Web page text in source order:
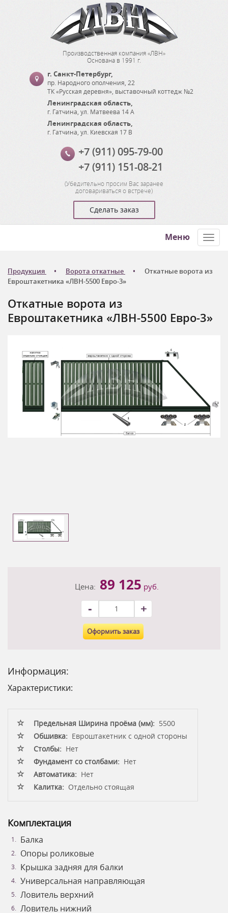
Производственная компания «ЛВН»
Основана в 1991 г.
г. Санкт-Петербург,
пр. Народного ополчения, 22
ТК «Русская деревня», выставочный коттедж №2
Ленинградская область,
г. Гатчина ул. Матвеева 14 А
Ленинградская область,
г. Гатчина ул. Киевская 17 В
+7 (911) 095-79-00
+7 (911) 151-08-21
(Убедительно просим Вас заранее
договариваться о встрече)
Сделать заказ
Меню
Продукция Ворота откатные
Откатные ворота из
Евроштакетника «ЛВН-5500 Евро-3»
Откатные ворота из
Евроштакетника «ЛВН-5500 Евро-3»
Цена: 89 125 руб.
- +
Оформить заказ
Информация:
Характеристики:
Предельная Ширина проёма (мм): 5500
Обшивка: Евроштакетник с одной стороны
Столбы: Нет
Фундамент со столбами: Нет
Автоматика: Нет
Калитка: Отдельно стоящая
Комплектация
Балка
Опоры роликовые
Крышка задняя для балки
Универсальная направляющая
Ловитель верхний
Ловитель нижний